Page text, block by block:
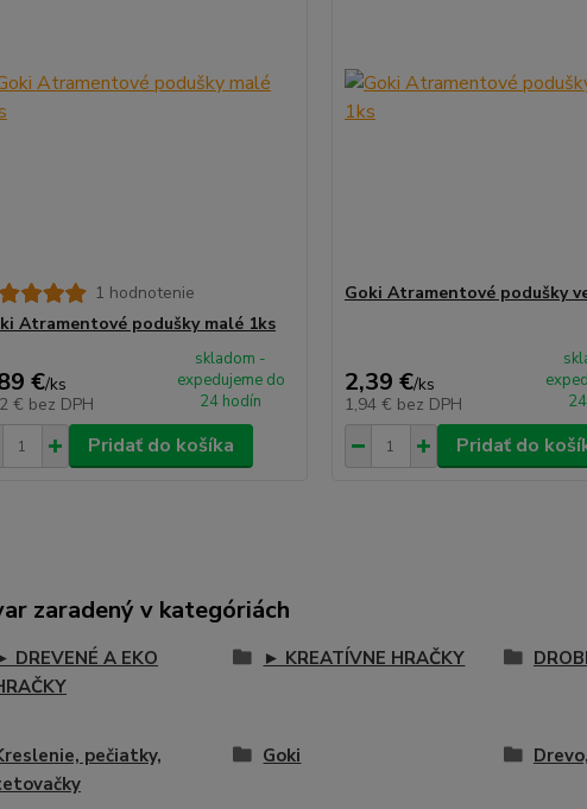
1 hodnotenie
Atramentové podušky malé 1ks
€/ks
€ bez DPH
skladom -
expedujeme do
24 hodín
Pridať do košíka
Goki Atramentové podušky
2,39 €/ks
1,94 € bez DPH
Pridať do
zaradený v kategóriách
DREVENÉ A EKO
► KREATÍVNE HRAČKY
pečiatky,
Goki